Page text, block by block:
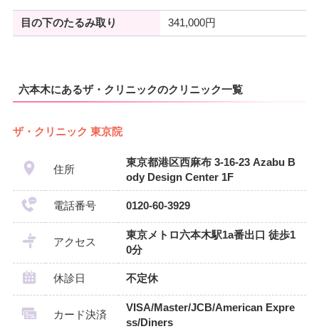
目の下のたるみ取り 341,000円
六本木にあるザ・クリニックのクリニック一覧
ザ・クリニック 東京院
住所
東京都港区西麻布 3-16-23 Azabu B
ody Design Center 1F
電話番号 0120-60-3929
アクセス
東京メトロ六本木駅1a番出口 徒歩1
0分
休診日 不定休
カード決済
VISA/Master/JCB/American Expre
ss/Diners